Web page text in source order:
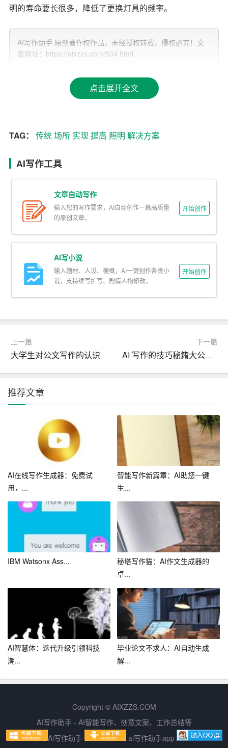
明的寿命要长很多，降低了更换灯具的频率。
3. 低维护成本：LED照明具有低能耗、长寿命的特点，使
得其维护成本大大降低。
的还原度高，适用于对色彩要求较高的场合。
二、LED照明的解决方案
1. 替代传统照明：将LED照明产品替代传统的白炽灯、荧
光灯等，实现节能降耗。
2. 智能控制系统：通过智能控制系统，实现LED照明的远
程控制、自动调节等功能， 提高照明效率。
3. 定制化解决方案：根据不同场景的需求，定制化LED照
4. 一体化设计：将LED照明与建筑、装饰等领域相结合，
实现一体化设计，提升视觉效果。
厅、卧室、厨房、卫生间等。LED照明不仅提供了良好的
照明效果，还能营造出舒适、温馨的氛围。
得到了广泛应用。LED照明不仅能提高照明效果，还能帮
3. 公共照明：LED照明在道路、公园、广场等公共区域得
到了广泛应用。LED照明不仅能节约能源，还能提高公共
安全、美化城市环境。
4. 工业照明：LED照明在工厂、仓库等工业场所得到了广
泛应用。LED照明具有高亮度、防爆、防尘等特点，能够
满足工业场所的照明需求。
5. 医疗照明：LED照明在医院、诊所等医疗场所得到了广
泛应用。LED照明具有杀菌、消毒、护眼等优点，提高了
医疗场所的卫生条件和患者舒适度。
6. 教育照明：LED照明在教室、图书馆等教育场所得到了
广泛应用。LED照明能够保护学生视力，提高学习效果。
总之，LED照明解决方案以其优越的性能和广泛的适用场
景，正在逐步成为照明领域的主流。随着科技的不断进
步，LED照明将会更好地服务于人类社会，为人们带来更
加美好的生活。
AI写作助手 原创著作权作品，未经授权转载，侵权必究！文
章网址：https://aixzzs.com/504.html
点击展开全文
TAG： 传统场所 实现提高 照明 解决方案
AI写作工具
文章自动写作
输入您的写作要求，AI自动创作一篇高质量
的原创文章。
开始创作
AI写小说
输入题材、人设、梗概，AI一键创作各类小
说，支持续写扩写、剧情人物修改。
开始创作
上一篇
大学生对公文写作的认识
下一篇
AI 写作的技巧秘籍大公开快来提升你的写作水平吧
推荐文章
AI在线写作生成器：免费试
用，...
智能写作新篇章：AI助您一键
生...
IBM Watsonx Ass...
秘塔写作猫：AI作文生成器的
卓...
AI智慧体：迭代升级引领科技
潮...
毕业论文不求人：AI自动生成
解...
Copyright © AIXZZS.COM
AI写作助手 - AI智能写作、创意文案、工作总结等
Ai写作助手
ai写作助手app